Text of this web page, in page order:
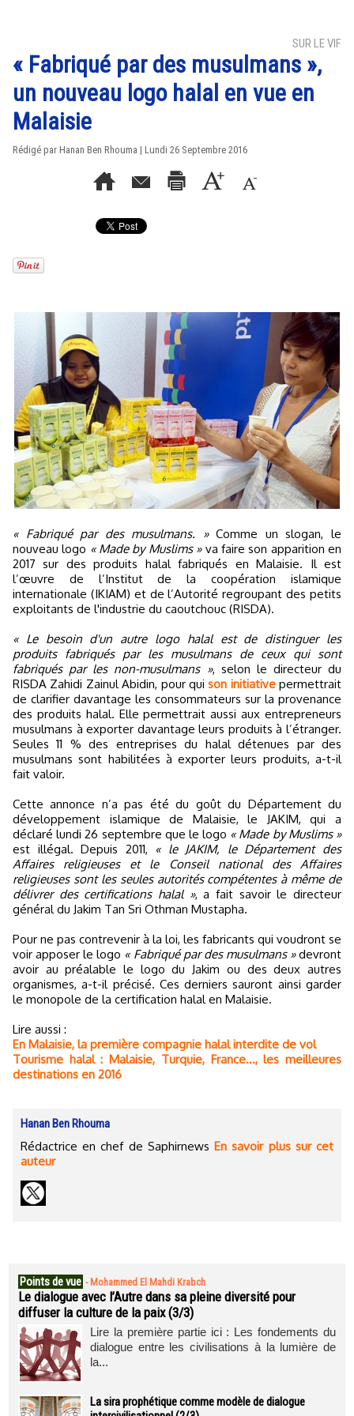
SUR LE VIF
« Fabriqué par des musulmans »,
un nouveau logo halal en vue en
Malaisie
Rédigé par Hanan Ben Rhouma | Lundi 26 Septembre 2016
« Fabriqué par des musulmans. »Comme un slogan, le
nouveau logo « Made by Muslims »va faire son apparition en
2017 sur des produits halal fabriqués en Malaisie. Il est
l’œuvre de l’Institut de la coopération islamique
internationale (IKIAM) et de l’Autorité regroupant des petits
exploitants de l'industrie du caoutchouc (RISDA).
« Le besoin d'un autre logo halal est de distinguer les
produits fabriqués par les musulmans de ceux qui sont
fabriqués par les non-musulmans », selon le directeur du
RISDA Zahidi Zainul Abidin, pour quison initiativepermettrait
de clarifier davantage les consommateurs sur la provenance
des produits halal. Elle permettrait aussi aux entrepreneurs
musulmans à exporter davantage leurs produits à l’étranger.
Seules 11 % des entreprises du halal détenues par des
musulmans sont habilitées à exporter leurs produits, a-t-il
fait valoir.
Cette annonce n’a pas été du goût du Département du
développement islamique de Malaisie, le JAKIM, qui a
déclaré lundi 26 septembre que le logo « Made by Muslims »
est illégal. Depuis 2011, « le JAKIM, le Département des
Affaires religieuses et le Conseil national des Affaires
religieuses sont les seules autorités compétentes à même de
délivrer des certifications halal », a fait savoir le directeur
général du Jakim Tan Sri Othman Mustapha.
Pour ne pas contrevenir à la loi, les fabricants qui voudront se
voir apposer le logo « Fabriqué par des musulmans »devront
avoir au préalable le logo du Jakim ou des deux autres
organismes, a-t-il précisé. Ces derniers sauront ainsi garder
le monopole de la certification halal en Malaisie.
Lire aussi :
En Malaisie, la première compagnie halal interdite de vol
Tourisme halal : Malaisie, Turquie, France..., les meilleures
destinations en 2016
Hanan Ben Rhouma
Rédactrice en chef de SaphirnewsEn savoir plus sur cet
auteur
Points de vue - Mohammed El Mahdi Krabch
Le dialogue avec l’Autre dans sa pleine diversité pour
diffuser la culture de la paix (3/3)
Lire la première partie ici : Les fondements du
dialogue entre les civilisations à la lumière de
la...
La sira prophétique comme modèle de dialogue